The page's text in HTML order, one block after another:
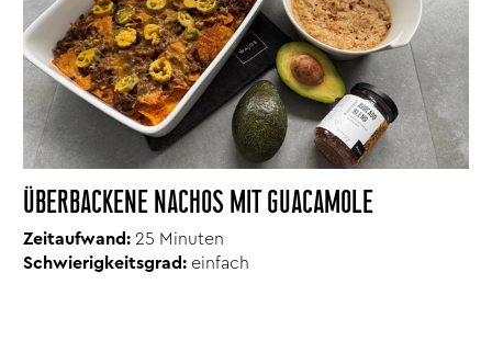
ÜBERBACKENE NACHOS MIT GUACAMOLE
Zeitaufwand: 25 Minuten
Schwierigkeitsgrad: einfach